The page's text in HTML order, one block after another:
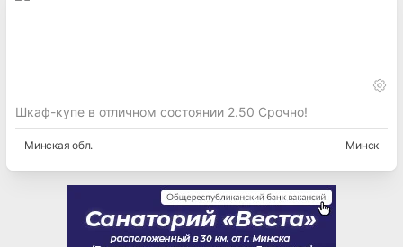
Шкаф-купе в отличном состоянии 2.50 Срочно!
Минская обл. Минск